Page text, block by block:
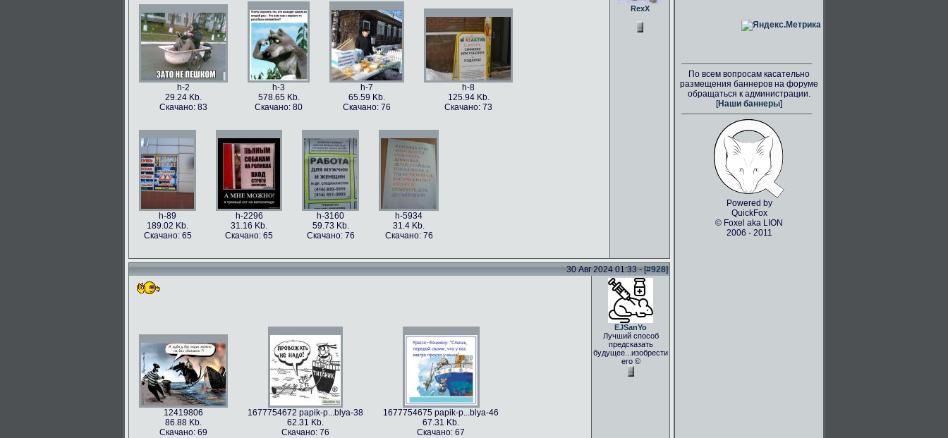
h-86973
49.56 Kb.
Скачано: 77
h-86979
106.1 Kb.
Скачано: 63
h-86978
101.5 Kb.
Скачано: 59
h-86977
79.4 Kb.
Скачано: 82
115.82 Kb.
Скачано: 70
h-2
29.24 Kb.
Скачано: 83
h-3
578.65 Kb.
Скачано: 80
h-7
65.59 Kb.
Скачано: 76
h-8
125.94 Kb.
Скачано: 73
h-89
189.02 Kb.
Скачано: 65
h-2296
31.16 Kb.
Скачано: 65
h-3160
59.73 Kb.
Скачано: 76
h-5934
31.4 Kb.
Скачано: 76
RexX
30 Авг 2024 01:33 - [#928]
12419806
86.88 Kb.
Скачано: 69
1677754672 papik-p...blya-38
62.31 Kb.
Скачано: 76
1677754675 papik-p...blya-46
67.31 Kb.
Скачано: 67
EJSanYo
Лучший способ
предсказать
будущее...изобрести
его ©
По всем вопросам касательно
размещения баннеров на форуме
обращаться к администрации.
[Наши баннеры]
Powered by
QuickFox
© Foxel aka LION
2006 - 2011